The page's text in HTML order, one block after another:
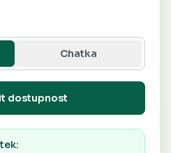
Chatka
dostupnost